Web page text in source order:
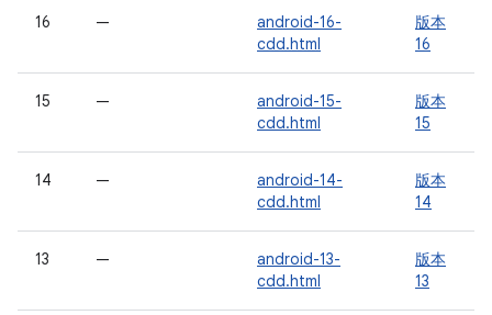
16 —
android-16-
cdd.html
版本
16
15 —
android-15-
cdd.html
版本
15
14 —
android-14-
cdd.html
版本
14
13 —
android-13-
cdd.html
版本
13